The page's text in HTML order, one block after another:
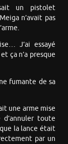
un pistolet
n’avait pas
J’ai essayé
ça n’a presque
fumante de sa
une arme mise
toute
la lance était
par un